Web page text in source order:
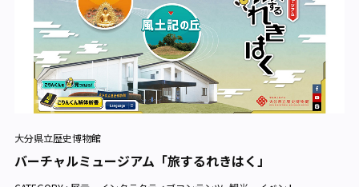
大分県立歴史博物館
バーチャルミュージアム「旅するれきはく」